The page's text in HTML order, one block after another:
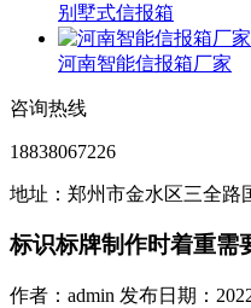
别墅式信报箱
河南智能信报箱厂家
咨询热线
18838067226
地址：郑州市金水区三全路
标识标牌制作时着重需
作者：admin 发布日期：